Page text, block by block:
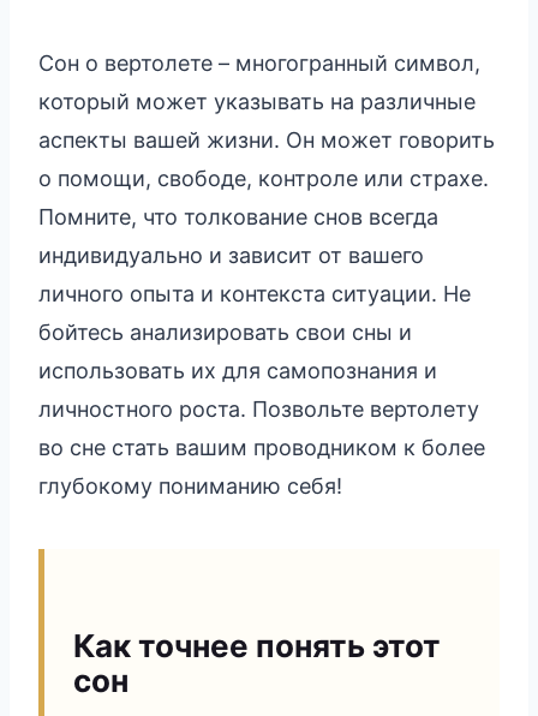
Сон о вертолете – многогранный символ,
который может указывать на различные
аспекты вашей жизни. Он может говорить
о помощи, свободе, контроле или страхе.
Помните, что толкование снов всегда
индивидуально и зависит от вашего
личного опыта и контекста ситуации. Не
бойтесь анализировать свои сны и
использовать их для самопознания и
личностного роста. Позвольте вертолету
во сне стать вашим проводником к более
глубокому пониманию себя!
Как точнее понять этот
сон